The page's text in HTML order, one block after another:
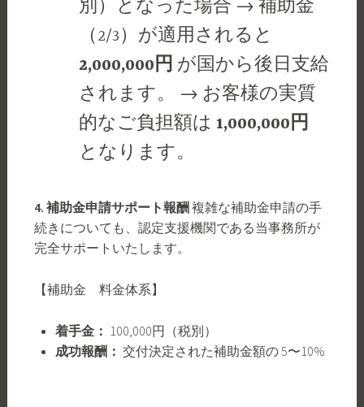
別）となった場合 → 補助金
（2/3）が適用されると
2,000,000円 が国から後日支給
されます。 → お客様の実質
的なご負担額は 1,000,000円
となります。
4. 補助金申請サポート報酬 複雑な補助金申請の手
続きについても、認定支援機関である当事務所が
完全サポートいたします。
【補助金 料金体系】
着手金： 100,000円（税別）
成功報酬： 交付決定された補助金額の 5〜10%